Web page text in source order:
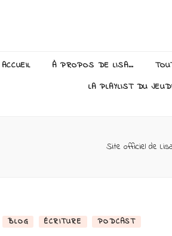
ACCUEIL À PROPOS DE LISA…
LA PLAYLIST DU
Site officiel de
BLOG ÉCRITURE PODCAST